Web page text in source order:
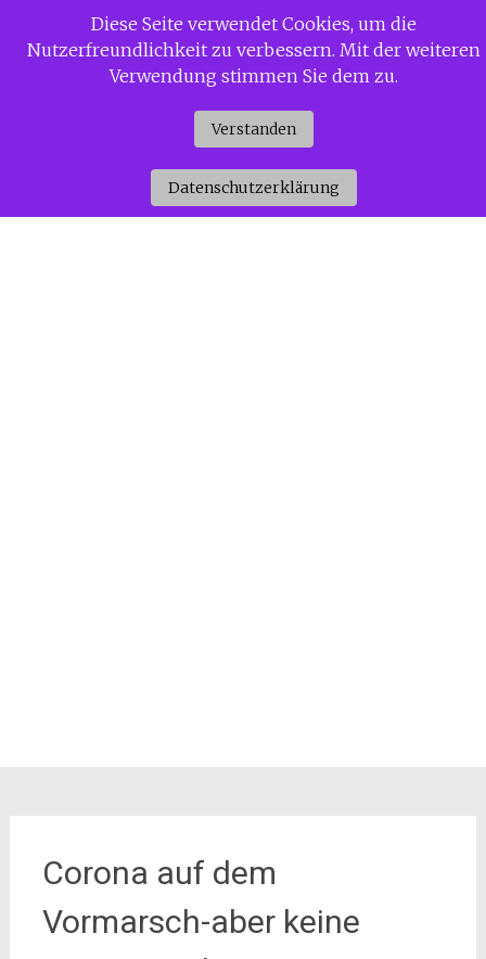
InhaltSiggi Gerdaus Welt
Corona auf dem
Vormarsch-aber keine
Diese Seite verwendet Cookies, um die
Nutzerfreundlichkeit zu verbessern. Mit der weiteren
Verwendung stimmen Sie dem zu.
Verstanden
Datenschutzerklärung